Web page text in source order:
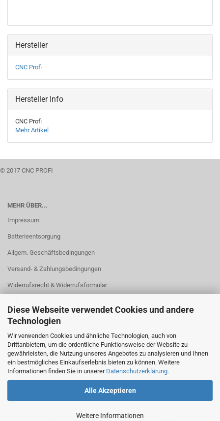
Diese Webseite verwendet Cookies und andere
Technologien
Wir verwenden Cookies und ähnliche Technologien, auch von
Drittanbietern, um die ordentliche Funktionsweise der Website zu
gewährleisten, die Nutzung unseres Angebotes zu analysieren und Ihnen
ein bestmögliches Einkaufserlebnis bieten zu können. Weitere
Informationen finden Sie in unserer Datenschutzerklärung.
Alle Akzeptieren
Weitere Informationen
Hersteller
CNC Profi
Hersteller Info
CNC Profi
Mehr Artikel
© 2017 CNC PROFI
MEHR ÜBER...
Impressum
Batterieentsorgung
Allgem. Geschäftsbedingungen
Versand- & Zahlungsbedingungen
Widerrufsrecht & Widerrufsformular
Privatsphäre und Datenschutz
Cookie Einstellungen